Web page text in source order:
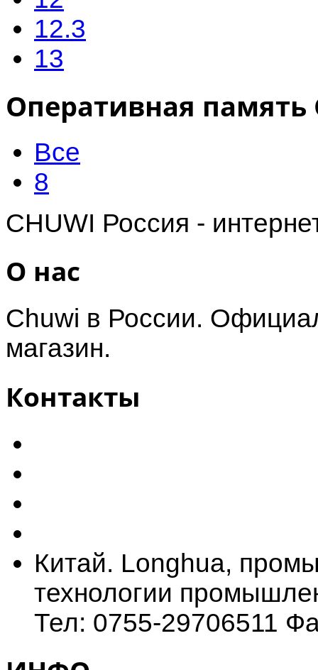
12.3
13
Оперативная память
Все
8
CHUWI Россия -
О нас
Chuwi в России.
магазин.
Контакты
Китай. Longhua,
технологии
Тел: 0755-29706511